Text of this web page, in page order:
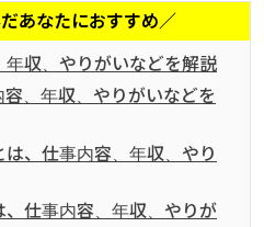
あなたにおすすめ／
収、やりがいなどを解説
、年収、やりがいなどを
、仕事内容、年収、やり
仕事内容、年収、やりが